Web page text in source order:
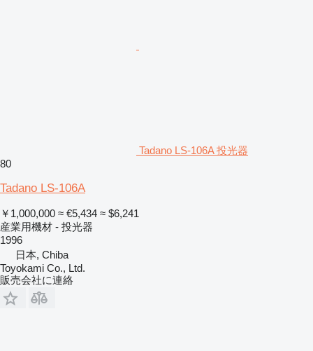
Tadano LS-106A 投光器
80
Tadano LS-106A
￥1,000,000 ≈ €5,434 ≈ $6,241
産業用機材 - 投光器
1996
日本, Chiba
Toyokami Co., Ltd.
販売会社に連絡